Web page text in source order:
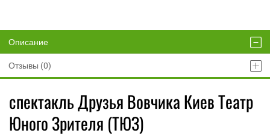
Описание
Отзывы (0)
спектакль Друзья Вовчика Киев Театр
Юного Зрителя (ТЮЗ)